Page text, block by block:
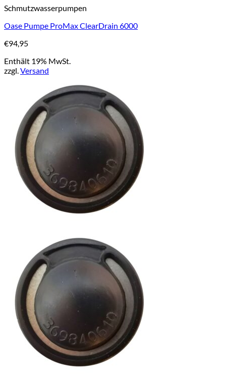
Schmutzwasserpumpen
Oase Pumpe ProMax ClearDrain 6000
€94,95
Enthält 19% MwSt.
zzgl.Versand